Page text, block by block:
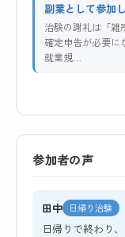
副業として参加
治験の謝礼は「雑
確定申告が必要に
就業規…
参加者の声
田中 日帰り治験
日帰りで終わり